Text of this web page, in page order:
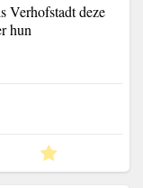
Verhofstadt deze
hun